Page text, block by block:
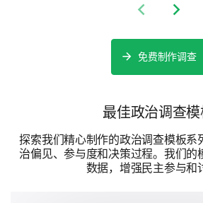
Previous slide
Next
免费制作调查
最佳政治调查
探索我们精心制作的政治调查模板系
治偏见、参与度和决策过程。我们的
数据，增强民主参与和